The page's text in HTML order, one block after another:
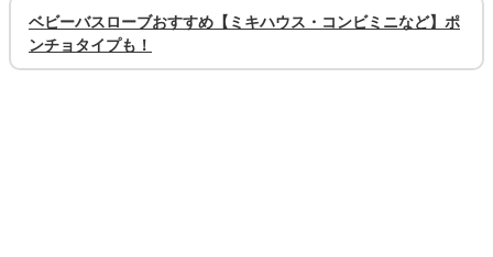
ベビーバスローブおすすめ【ミキハウス・コンビミニなど】ポ
ンチョタイプも！